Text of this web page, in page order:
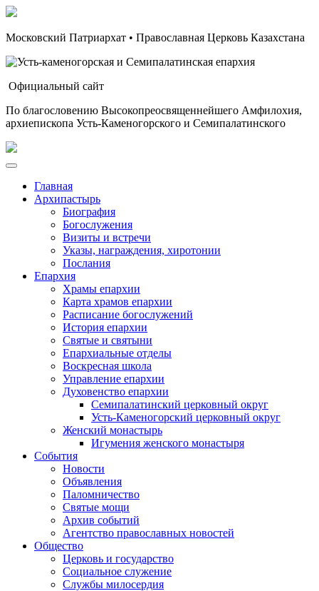
Московский Патриархат • Православная Церковь Казахстана
Официальный сайт
По благословению Высокопреосвященнейшего Амфилохия,
архиепископа Усть-Каменогорского и Семипалатинского
Главная
Архипастырь
Биография
Богослужения
Визиты и встречи
Указы, награждения, хиротонии
Послания
Епархия
Храмы епархии
Карта храмов епархии
Расписание богослужений
История епархии
Святые и святыни
Епархиальные отделы
Воскресная школа
Управление епархии
Духовенство епархии
Семипалатинский церковный округ
Усть-Каменогорский церковный округ
Женский монастырь
Игумения женского монастыря
События
Новости
Объявления
Паломничество
Святые мощи
Архив событий
Агентство православных новостей
Общество
Церковь и государство
Социальное служение
Службы милосердия